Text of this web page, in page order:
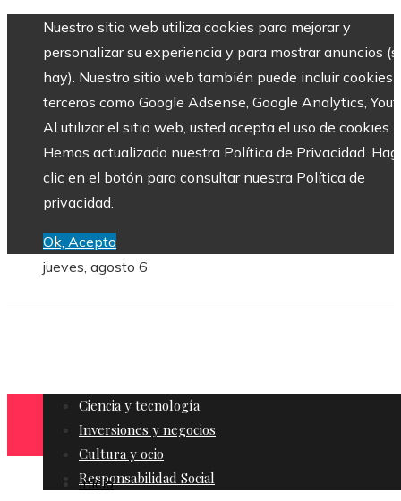
Nuestro sitio web utiliza cookies para mejorar y
personalizar su experiencia y para mostrar anuncios
hay). Nuestro sitio web también puede incluir cookies
terceros como Google Adsense, Google Analytics,
Al utilizar el sitio web, usted acepta el uso de cookies.
Hemos actualizado nuestra Política de Privacidad.
clic en el botón para consultar nuestra Política de
privacidad.
Ok, Acepto
jueves, agosto 6
Ciencia y tecnología
Inversiones y negocios
Cultura y ocio
Responsabilidad Social
Inicio